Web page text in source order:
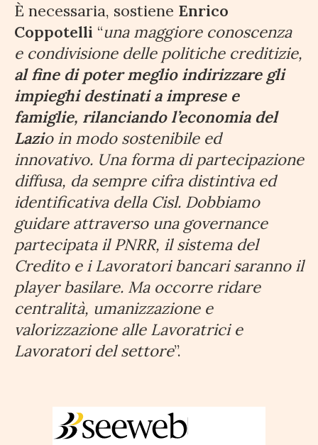
È necessaria, sostiene Enrico
Coppotelli “una maggiore conoscenza
e condivisione delle politiche creditizie,
al fine di poter meglio indirizzare gli
impieghi destinati a imprese e
famiglie, rilanciando l’economia del
Lazio in modo sostenibile ed
innovativo. Una forma di partecipazione
diffusa, da sempre cifra distintiva ed
identificativa della Cisl. Dobbiamo
guidare attraverso una governance
partecipata il PNRR, il sistema del
Credito e i Lavoratori bancari saranno il
player basilare. Ma occorre ridare
centralità, umanizzazione e
valorizzazione alle Lavoratrici e
Lavoratori del settore”.